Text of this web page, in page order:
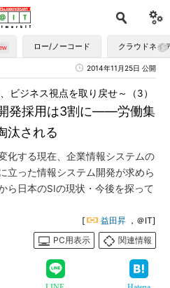
ロー/ノーコード クラウドネイ
2014年11月25日 公開
発採用は3割に――労働集
汰される
ビジネス視点を取り戻せ～（3）
化する現在、企業情報システムの
立った情報システム開発が求めら
ら日本のSIの現状・今後を探って
[ 益田昇 ，＠IT]
PC用表示
関連情報